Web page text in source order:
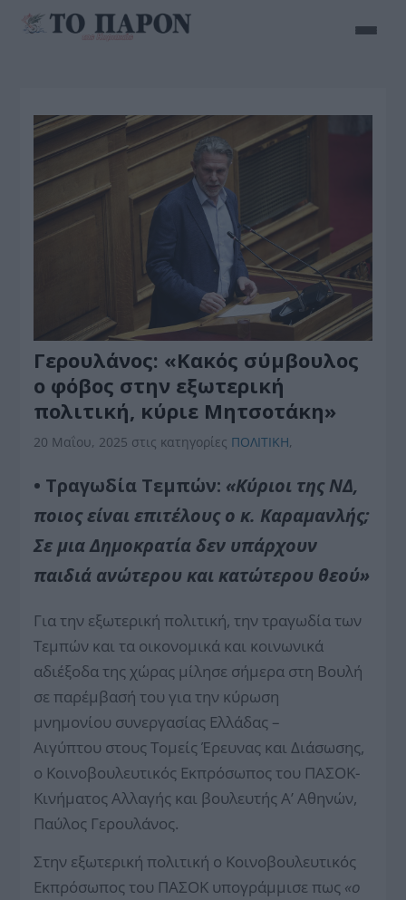
Γερουλάνος: «Κακός σύμβουλος
ο φόβος στην εξωτερική
πολιτική, κύριε Μητσοτάκη»
20 Μαΐου, 2025 στις κατηγορίες ΠΟΛΙΤΙΚΗ,
• Τραγωδία Τεμπών: «Κύριοι της ΝΔ,
ποιος είναι επιτέλους ο κ. Καραμανλής;
Σε μια Δημοκρατία δεν υπάρχουν
παιδιά ανώτερου και κατώτερου θεού»
Για την εξωτερική πολιτική, την τραγωδία των
Τεμπών και τα οικονομικά και κοινωνικά
αδιέξοδα της χώρας μίλησε σήμερα στη Βουλή
σε παρέμβασή του για την κύρωση
μνημονίου συνεργασίας Ελλάδας –
Αιγύπτου στους Τομείς Έρευνας και Διάσωσης,
ο Κοινοβουλευτικός Εκπρόσωπος του ΠΑΣΟΚ-
Κινήματος Αλλαγής και βουλευτής Α’ Αθηνών,
Παύλος Γερουλάνος.
Στην εξωτερική πολιτική ο Κοινοβουλευτικός
Εκπρόσωπος του ΠΑΣΟΚ υπογράμμισε πως «ο